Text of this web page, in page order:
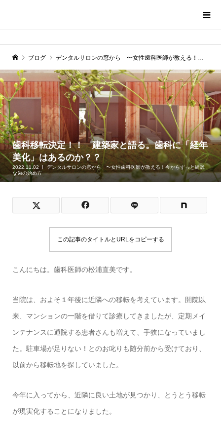
ブログ デンタルサロンの窓から 〜女性歯科医師が教える！今からずっと綺麗な歯の始め方
歯科移転決定！！ 建築家と語る。歯科に「経年
美化」はあるのか？？
2022.11.02
デンタルサロンの窓から 〜女性歯科医師が教える！今からずっと綺麗
な歯の始め方
この記事のタイトルとURLをコピーする
こんにちは。歯科医師の松浦直美です。
当院は、およそ１年後に近隣への移転を考えています。開院以
来、マンションの一階を借りて診療してきましたが、定期メイ
ンテナンスに通院する患者さんも増えて、手狭になっていまし
た。駐車場が足りない！とのお叱りも随分前から受けており、
以前から移転地を探していました。
今年に入ってから、近隣に良い土地が見つかり、とうとう移転
が現実化することになりました。